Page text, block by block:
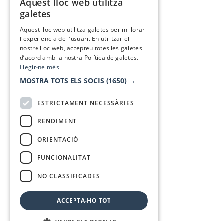
Aquest lloc web utilitza
galetes
Aquest lloc web utilitza galetes per millorar
l'experiència de l'usuari. En utilitzar el
nostre lloc web, accepteu totes les galetes
d’acord amb la nostra Política de galetes.
Llegir-ne més
MOSTRA TOTS ELS SOCIS (1650) →
ESTRICTAMENT NECESSÀRIES
RENDIMENT
ORIENTACIÓ
FUNCIONALITAT
NO CLASSIFICADES
ACCEPTA-HO TOT